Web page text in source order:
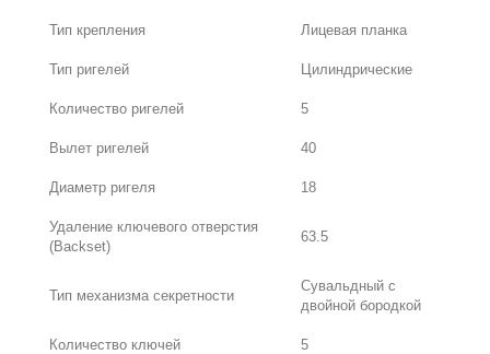
Тип крепления Лицевая планка
Тип ригелей Цилиндрические
Количество ригелей 5
Вылет ригелей 40
Диаметр ригеля 18
Удаление ключевого отверстия
(Backset)
63.5
Тип механизма секретности
Сувальдный с
двойной бородкой
Количество ключей 5